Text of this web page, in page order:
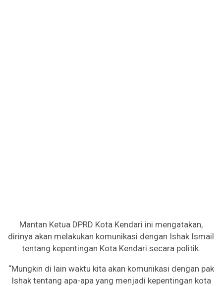
Mantan Ketua DPRD Kota Kendari ini mengatakan,
dirinya akan melakukan komunikasi dengan Ishak Ismail
tentang kepentingan Kota Kendari secara politik.
“Mungkin di lain waktu kita akan komunikasi dengan pak
Ishak tentang apa-apa yang menjadi kepentingan kota